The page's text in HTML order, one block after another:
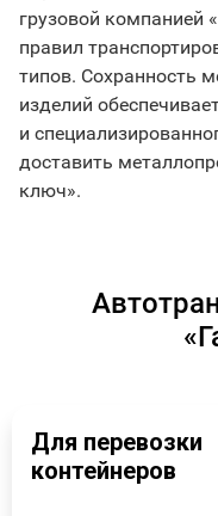
грузовой компанией
правил
типов. Сохранность
изделий
и
доставить
ключ».
Для перевозки
контейнеров